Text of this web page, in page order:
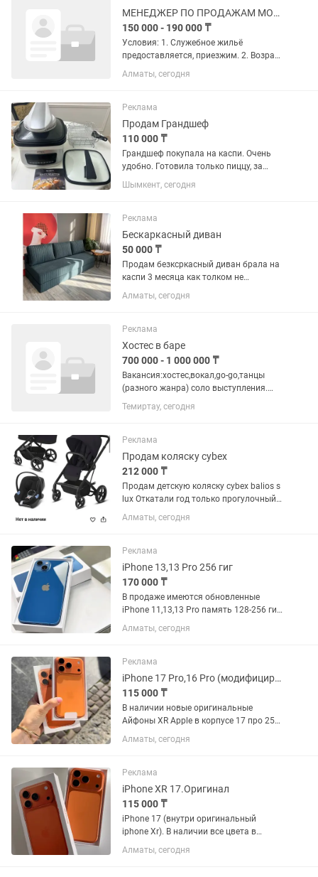
МЕНЕДЖЕР ПО ПРОДАЖАМ МОБИЛЬНОЙ ТЕХНИКИ
150 000 - 190 000 ₸
Условия: 1. Служебное жильё
предоставляется, приезжим. 2. Возраст
не имеет значения ( по студентам
набор закончен) 3. Одновременно
должность. 4. В наличии есть...
Алматы, сегодня
Реклама
Продам Грандшеф
110 000 ₸
Грандшеф покупала на каспи. Очень
удобно. Готовила только пиццу, за
6минут, получается очень вкусно. Все
новое. Использовала 4-5раз. Есть
Шымкент, сегодня
Реклама
Бескаркасный диван
50 000 ₸
Продам безксркасный диван брала на
каспи 3 месяца как толком не
пользовались брала из за гостей
некуда было ложить подаю из за
тыс была цена отдаю 50 тыс
Алматы, сегодня
Реклама
Хостес в баре
700 000 - 1 000 000 ₸
Вакансия:хостес,вокал,go-go,танцы
(разного жанра) соло выступления.
Работа в топовых клубах Турции
Открываем набор коммуникабельных
Гарантируем легальное...
Темиртау, сегодня
Реклама
Продам коляску cybex
212 000 ₸
Продам детскую коляску cybex balios s
lux Откатали год только прогулочный
блок Люлькой пару раз пользовались
Автокресло не использовали (в
фирменный дождевик cybex,...
Алматы, сегодня
Реклама
iPhone 13,13 Pro 256 гиг
170 000 ₸
В продаже имеются обновленные
iPhone 11,13,13 Pro память 128-256 гиг
.Новые.Запечатанные.Оригинал.С
Гарантией Имееться рассрочка Каспи
сумме. Доставка по Всему...
Алматы, сегодня
Реклама
iPhone 17 Pro,16 Pro (модифицированный XR)
115 000 ₸
В наличии новые оригинальные
Айфоны XR Apple в корпусе 17 про 256
гб в запечатанной коробке, под
пломбами ! Отличие от обычного 17
от Айфон Хр. Внешнее сходство...
Алматы, сегодня
Реклама
iPhone XR 17.Оригинал
115 000 ₸
iPhone 17 (внутри оригинальный
iphone Xr). В наличии все цвета в
линейке: черный титан, синий титан,
натуральный титан, белый титан.В
Алматы, сегодня